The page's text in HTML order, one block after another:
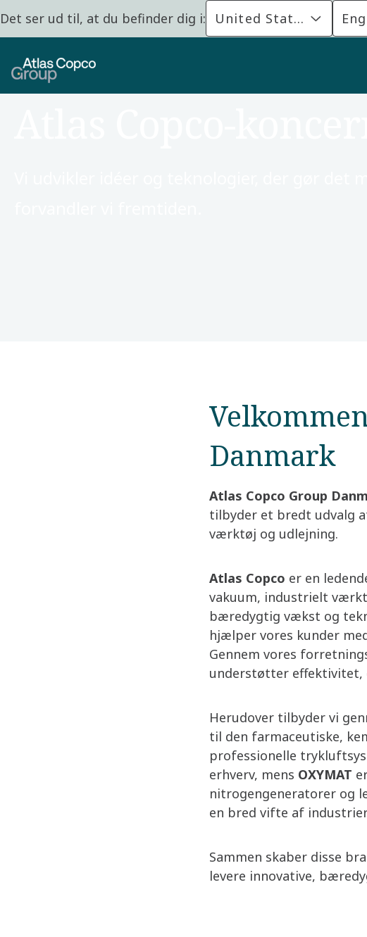
Det ser ud til, at du befinder dig i: United States
Danmark
Atlas Copco Group
tilbyder et bredt udvalg
værktøj og udlejning.
Atlas Copco er en
vakuum, industrielt
bæredygtig vækst og
hjælper vores kunder
Gennem vores
understøtter effektivitet,
Herudover tilbyder vi
til den farmaceutiske,
professionelle
erhverv, mens OXYMAT
nitrogengeneratorer og
en bred vifte af
Sammen skaber disse
levere innovative,